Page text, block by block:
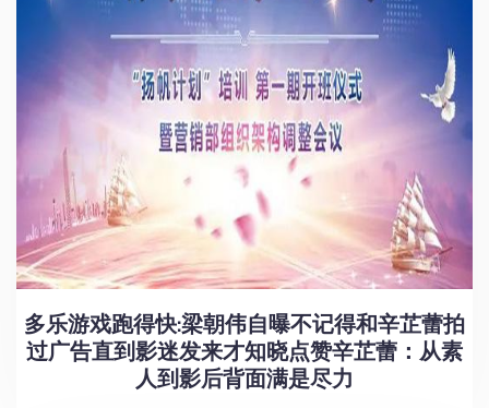
多乐游戏跑得快:梁朝伟自曝不记得和辛芷蕾拍
过广告直到影迷发来才知晓点赞辛芷蕾：从素
人到影后背面满是尽力